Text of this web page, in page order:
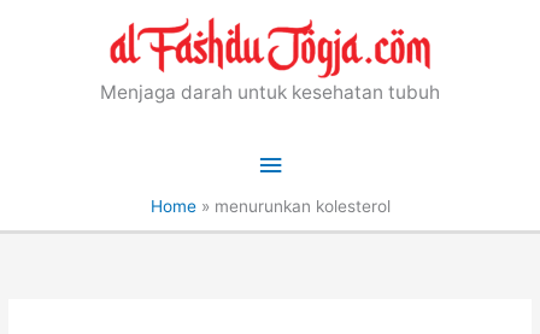
Menjaga darah untuk kesehatan tubuh
Main
Menu
Home» menurunkan kolesterol